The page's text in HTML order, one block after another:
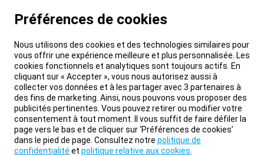
Préférences de cookies
Nous utilisons des cookies et des technologies similaires pour
vous offrir une expérience meilleure et plus personnalisée. Les
cookies fonctionnels et analytiques sont toujours actifs. En
cliquant sur « Accepter », vous nous autorisez aussi à
collecter vos données et à les partager avec 3 partenaires à
des fins de marketing. Ainsi, nous pouvons vous proposer des
publicités pertinentes. Vous pouvez retirer ou modifier votre
consentement à tout moment. Il vous suffit de faire défiler la
page vers le bas et de cliquer sur ‘Préférences de cookies’
dans le pied de page. Consultez notre politique de
confidentialité et politique relative aux cookies